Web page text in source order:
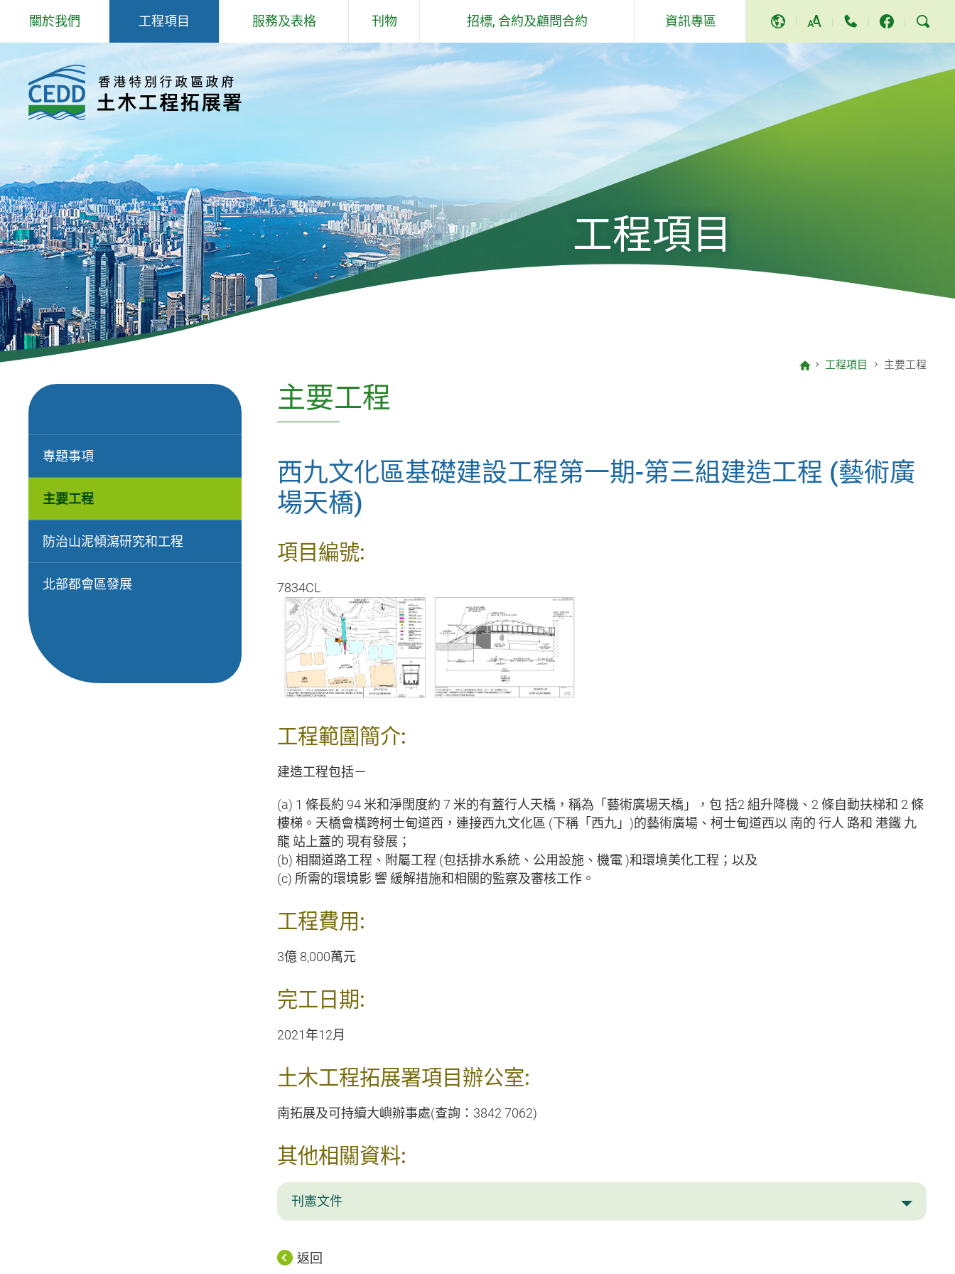
主
內
關於我們
歡迎辭
抱負、使命和信念
工程師學院
核心工作
部門政策
招聘公告
工程項目
主要工程
北部都會區發展
服務及表格
岩土工程服務
填料管理
場外預製鋼筋組件
公用表格
刊物
概要說明
土木工程拓展署 - 工作報告
土木工程拓展署技術通告
標準、規格、手冊、應用指引、投
標價格及成本指數
CEDD Playbook(只有英文版)
土力工程處刊物
科普讀物
如何獲得本署的刊物
招標, 合約及顧問合約
合約
顧問合約
資訊專區
獎項及讚譽
社區服務和活動
新聞稿
電視節目
A A
工程項目
工程項目 主要工程
專題事項
主要工程
防治山泥傾瀉研究和工程
北部都會區發展
主要工程
西九文化區基礎建設工程第一期-第三組建造工程 (藝術廣
場天橋)
項目編號:
7834CL
工程範圍簡介:
建造工程包括－
(a) 1 條長約 94 米和淨闊度約 7 米的有蓋行人天橋，稱為「藝術廣場天橋」，包 括2 組升降機、2 條自動扶梯和 2 條
樓梯。天橋會橫跨柯士甸道西，連接西九文化區 (下稱「西九」)的藝術廣場、柯士甸道西以 南的 行人 路和 港鐵 九
龍 站上蓋的 現有發展；
(b) 相關道路工程、附屬工程 (包括排水系統、公用設施、機電 )和環境美化工程；以及
(c) 所需的環境影 響 緩解措施和相關的監察及審核工作。
工程費用:
3億 8,000萬元
完工日期:
2021年12月
土木工程拓展署項目辦公室:
南拓展及可持續大嶼辦事處(查詢：3842 7062)
其他相關資料:
刊憲文件
返回